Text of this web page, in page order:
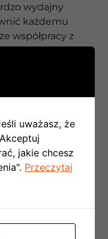
wydajny
każdemu
współpracy z
przyjemność.
Cię
taka jest
Naszym
oczekiwań i
lidera na rynku
uważasz, że
jakie chcesz
Przeczytaj